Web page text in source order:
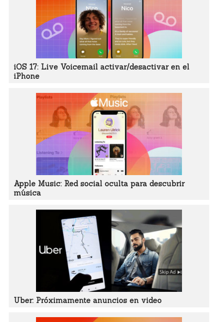
iOS 17: Live Voicemail activar/desactivar en el
iPhone
Apple Music: Red social oculta para descubrir
música
Uber: Próximamente anuncios en video